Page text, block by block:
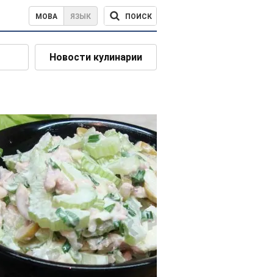
МОВА ЯЗЫК ПОИСК
Новости кулинарии